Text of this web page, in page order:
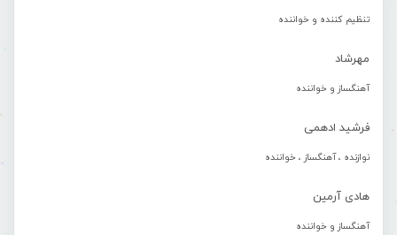
تنظیم کننده و خواننده
مهرشاد
آهنگساز و خواننده
فرشید ادهمی
نوازنده ، آهنگساز ، خواننده
هادی آرمین
آهنگساز و خواننده